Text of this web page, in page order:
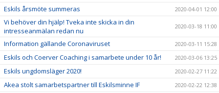
Eskils årsmöte summeras 2020-04-01 12:00
Vi behöver din hjälp! Tveka inte skicka in din
intresseanmälan redan nu
2020-03-18 11:00
Information gällande Coronaviruset 2020-03-11 15:28
Eskils och Coerver Coaching i samarbete under 10 år! 2020-03-06 13:25
Eskils ungdomsläger 2020! 2020-02-27 11:22
Akea stolt samarbetspartner till Eskilsminne IF 2020-02-22 12:38